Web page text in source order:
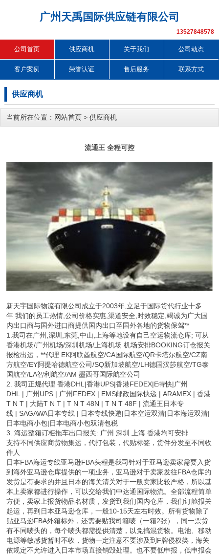
广州天禹国际供应链有限公司
13527848578
公司首页 供应商机 关于我们 公司动态
客户案例 荣誉认证 售后服务 联系方式
供应商机
当前所在位置： 网站首页 > 供应商机
流通王 全程可控
新天宇国际物流有限公司成立于2003年,立足于国际货代行业十多
年 我们的员工热情,公司价格实惠,渠道安全,时效稳定,竭诚为广大国
内出口商与国外进口商提供国内出口至国外各地的货物保驾**
1.我司在广州,深圳,东莞,中山,上海等地设有自己空运物流仓库; 可从
香港机场/广州机场/深圳机场/上海机场 机场安排BOOKING订仓报关
报检出运，**代理 EK阿联酋航空/CA国际航空/QR卡塔尔航空/CZ南
方航空/EY阿提哈德航空公司/SQ新加坡航空/LH德国汉莎航空/TG泰
国航空/LA智利航空/AM 墨西哥国际航空公司
2. 我司正规代理 香港DHL|香港UPS|香港FEDEX|E特快|广州
DHL | 广州UPS | 广州FEDEX | EMS邮政国际快递 | ARAMEX | 香港
T N T | 大陆T N T | T N T 48N | T N T 48F | 流通王日本专
线 | SAGAWA日本专线 | 日本专线快递|日本空运双清|日本海运双清|
日本电商小包|日本电商小包双清包税
3. 海运整箱订柜拖车出口报关: 广州 深圳 上海 香港均可安排
支持不同供应商货物集运，代打包装，代贴标签，货件分发至不同收
件人
日本FBA海运专线亚马逊FBA头程是我司针对于亚马逊卖家需要入货
到海外亚马逊仓库提供的一项业务，亚马逊对于卖家发往FBA仓库的
发货是有要求的并且日本的海关清关对于一般卖家比较严格，所以基
本上卖家都进行操作，可以交给我们中达通国际物流。全部流程简单
方便，卖家上报货物品名材质，发货到我们国内仓库，我们订舱报关
起运，再到日本亚马逊仓库，一般10-15天左右时效。所有货物除了
贴亚马逊FBA外箱标外，还需要贴我司箱唛（一箱2张），同一票货
有不同唛头的，每个唛头都需提供清楚，以免搞混货物。电池、移动
电源等敏感货暂时不收，货物一定注意不要涉及到F牌侵权类，海关
依规定不允许进入日本市场直接销毁处理。也不要低申报，低申报会